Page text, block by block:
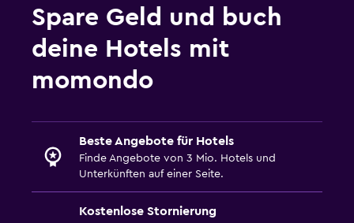
Arbeitsbereich
Fax/Kopierer
Familienfreundlich
Spare Geld und buch
deine Hotels mit
momondo
Beste Angebote für Hotels
Finde Angebote von 3 Mio. Hotels und
Unterkünften auf einer Seite.
Kostenlose Stornierung